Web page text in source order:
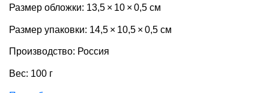
Размер обложки: 13,5 × 10 × 0,5 см
Размер упаковки: 14,5 × 10,5 × 0,5 см
Производство: Россия
Вес: 100 г